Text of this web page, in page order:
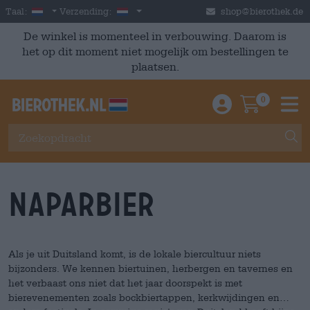
Skip to main content
Taal: Dutch
Verzending: Nederland shop@bierothek.de
De winkel is momenteel in verbouwing. Daarom is
het op dit moment niet mogelijk om bestellingen te
plaatsen.
Einloggen /
0
Naparbier
Als je uit Duitsland komt, is de lokale biercultuur niets
bijzonders. We kennen biertuinen, herbergen en tavernes en
het verbaast ons niet dat het jaar doorspekt is met
bierevenementen zoals bockbiertappen, kerkwijdingen en